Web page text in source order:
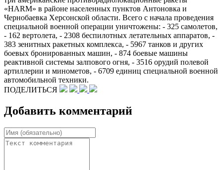
«HARM» в районе населенных пунктов Антоновка и
Чернобаевка Херсонской области. Всего с начала проведения
специальной военной операции уничтожены: - 325 самолетов,
- 162 вертолета, - 2308 беспилотных летательных аппаратов, -
383 зенитных ракетных комплекса, - 5967 танков и других
боевых бронированных машин, - 874 боевые машины
реактивной системы залпового огня, - 3516 орудий полевой
артиллерии и минометов, - 6709 единиц специальной военной
автомобильной техники.
ПОДЕЛИТЬСЯ
Добавить комментарий